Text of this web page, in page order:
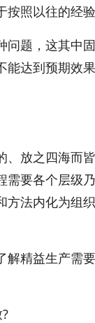
照以往的经
题，这其中
达到预期效
放之四海而
要各个层级
法内化为组
精益生产需